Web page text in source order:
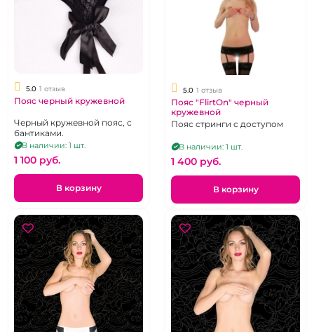
5.0 1 отзыв
Пояс черный кружевной
Черный кружевной пояс, с
бантиками.
В наличии: 1 шт.
1 100 pуб.
В корзину
5.0 1 отзыв
Пояс "FlirtOn" черный
кружевной
Пояс стринги с доступом
В наличии: 1 шт.
1 400 pуб.
В корзину